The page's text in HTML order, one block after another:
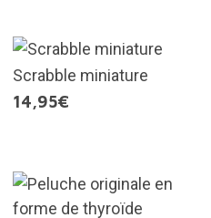
Scrabble miniature
14,95€